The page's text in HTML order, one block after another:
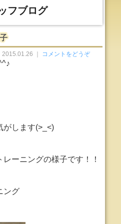
フブログ
｜ コメントをどうぞ
がします(>_<)
ーニングの様子です！！
ング